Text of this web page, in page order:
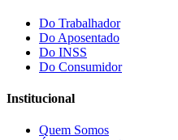
Do Trabalhador
Do Aposentado
Do INSS
Do Consumidor
Institucional
Quem Somos